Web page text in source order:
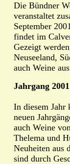
Die Bündner
veranstaltet
September
findet im
Gezeigt
Neuseeland,
auch Weine
Jahrgang 2001
In diesem Jahr
neuen
auch Weine
Thelema und
Neuheiten aus
sind durch